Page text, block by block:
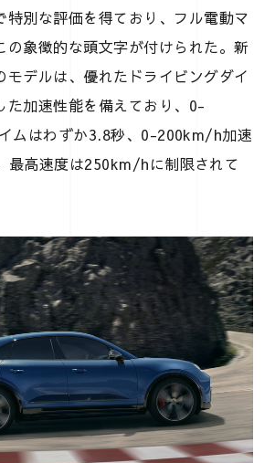
特別な評価を得ており、フル電動マ
の象徴的な頭文字が付けられた。新
モデルは、優れたドライビングダイ
た加速性能を備えており、0-
ムはわずか3.8秒、0-200km/h加速
最高速度は250km/hに制限されて